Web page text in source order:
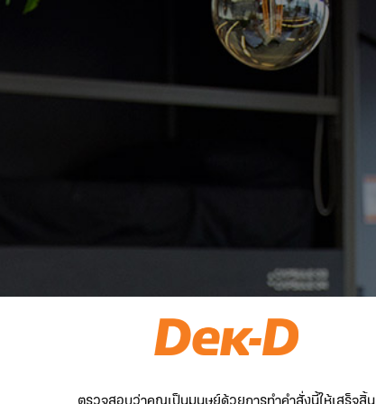
ตรวจสอบว่าคุณเป็นมนุษย์ด้วยการทำคำสั่งนี้ให้เสร็จสิ้น